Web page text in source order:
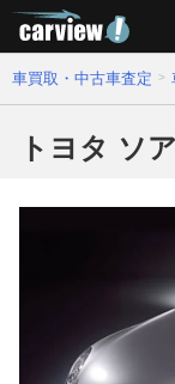
車買取・中古車査定
トヨタ ソ